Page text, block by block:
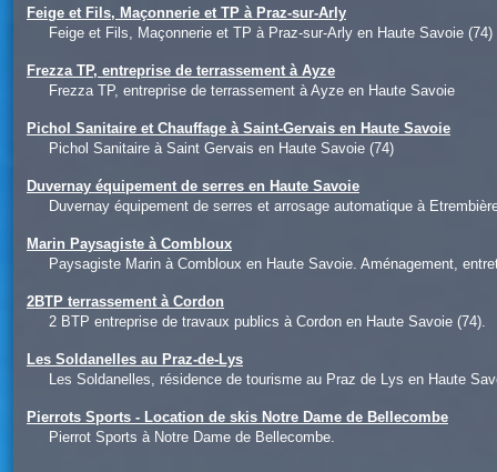
Feige et Fils, Maçonnerie et TP à Praz-sur-Arly
Feige et Fils, Maçonnerie et TP à Praz-sur-Arly en Haute Savoie (74)
Frezza TP, entreprise de terrassement à Ayze
Frezza TP, entreprise de terrassement à Ayze en Haute Savoie
Pichol Sanitaire et Chauffage à Saint-Gervais en Haute Savoie
Pichol Sanitaire à Saint Gervais en Haute Savoie (74)
Duvernay équipement de serres en Haute Savoie
Duvernay équipement de serres et arrosage automatique à
Marin Paysagiste à Combloux
Paysagiste Marin à Combloux en Haute Savoie. Aménagement,
2BTP terrassement à Cordon
2 BTP entreprise de travaux publics à Cordon en Haute Savoie (74).
Les Soldanelles au Praz-de-Lys
Les Soldanelles, résidence de tourisme au Praz de Lys en Haute
Pierrots Sports - Location de skis Notre Dame de Bellecombe
Pierrot Sports à Notre Dame de Bellecombe.